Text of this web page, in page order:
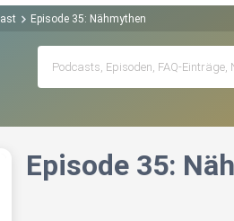
Episode 35: Nähmythen
Episode 35: